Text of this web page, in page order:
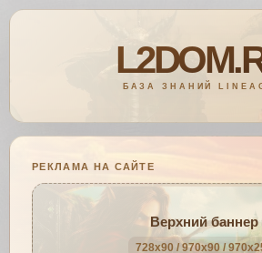
РЕКЛАМА НА САЙТЕ
Верхний баннер
728x90 / 970x90 /